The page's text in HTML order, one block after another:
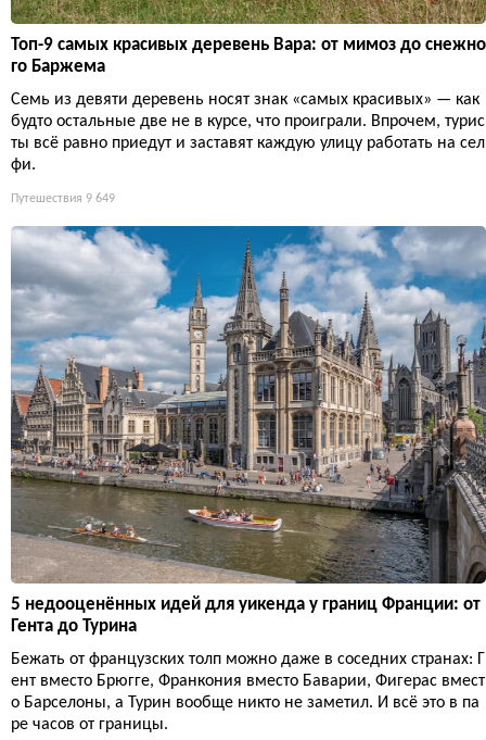
Топ-9 самых красивых деревень Вара: от мимоз до снежно
го Баржема
Семь из девяти деревень носят знак «самых красивых» — как
будто остальные две не в курсе, что проиграли. Впрочем, турис
ты всё равно приедут и заставят каждую улицу работать на сел
фи.
Путешествия 9 649
5 недооценённых идей для уикенда у границ Франции: от
Гента до Турина
Бежать от французских толп можно даже в соседних странах: Г
ент вместо Брюгге, Франкония вместо Баварии, Фигерас вмест
о Барселоны, а Турин вообще никто не заметил. И всё это в па
ре часов от границы.